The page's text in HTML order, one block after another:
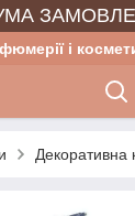
і
Декоративна